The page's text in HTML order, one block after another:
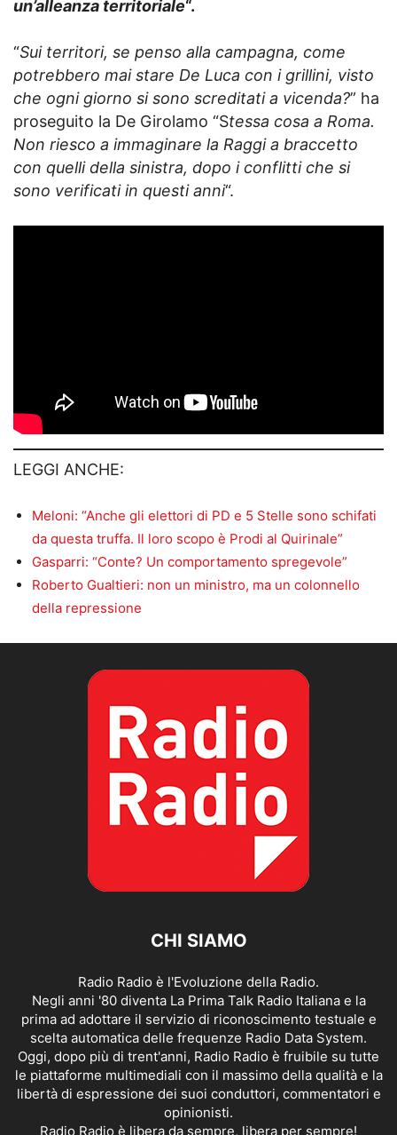
un’alleanza territoriale“.
“Sui territori, se penso alla campagna, come
potrebbero mai stare De Luca con i grillini, visto
che ogni giorno si sono screditati a vicenda?” ha
proseguito la De Girolamo “Stessa cosa a Roma.
Non riesco a immaginare la Raggi a braccetto
con quelli della sinistra, dopo i conflitti che si
sono verificati in questi anni“.
LEGGI ANCHE:
Meloni: “Anche gli elettori di PD e 5 Stelle sono schifati
da questa truffa. Il loro scopo è Prodi al Quirinale”
Gasparri: “Conte? Un comportamento spregevole”
Roberto Gualtieri: non un ministro, ma un colonnello
della repressione
CHI SIAMO
Radio Radio è l'Evoluzione della Radio.
Negli anni '80 diventa La Prima Talk Radio Italiana e la
prima ad adottare il servizio di riconoscimento testuale e
scelta automatica delle frequenze Radio Data System.
Oggi, dopo più di trent'anni, Radio Radio è fruibile su tutte
le piattaforme multimediali con il massimo della qualità e la
libertà di espressione dei suoi conduttori, commentatori e
opinionisti.
Radio Radio è libera da sempre, libera per sempre!